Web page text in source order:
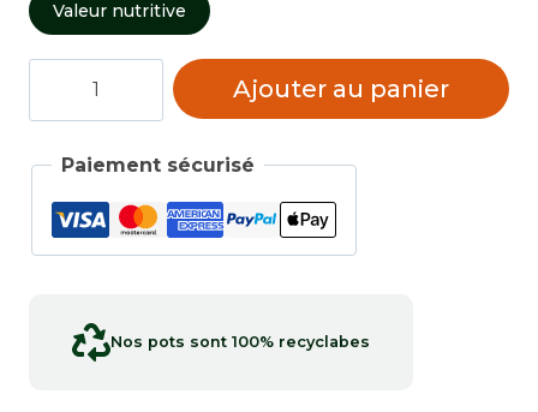
Valeur nutritive
Ajouter au panier
Paiement sécurisé
Nos pots sont 100% recyclabes